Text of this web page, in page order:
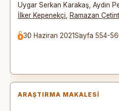
Uygar Serkan Karakaş Aydın
İlker Kepenekçi
Ramazan
30 Haziran 2021Sayfa 554-
ARAŞTIRMA MAKALESI